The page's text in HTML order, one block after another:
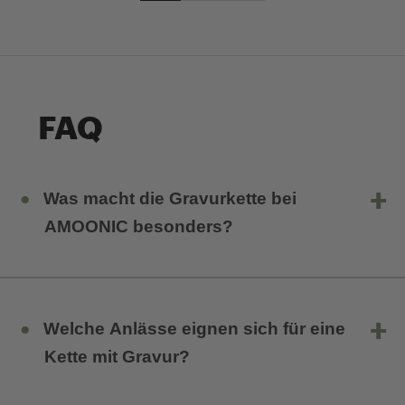
FAQ
Was macht die Gravurkette bei
AMOONIC besonders?
Geschenkidee. Sie können sie zum Geburtstag,
Valentinstag, Jahrestag oder als romantisches
Welche Anlässe eignen sich für eine
Kette mit Gravur?